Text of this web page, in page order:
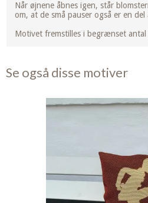
Når øjnene åbnes igen, står
om, at de små pauser også er en del
Motivet fremstilles i begrænset antal
Se også disse motiver